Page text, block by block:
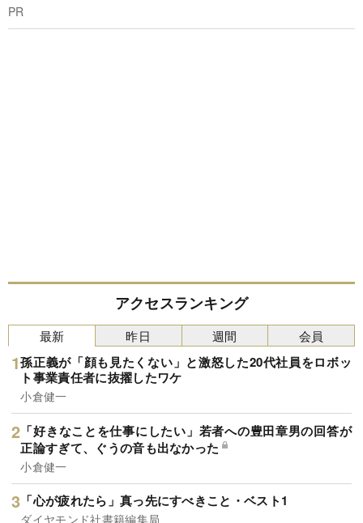
PR
アクセスランキング
最新
孫正義が「顔も見たくない」と激怒した20代社員をロボッ
ト事業責任者に抜擢したワケ
小倉健一
「好きなことを仕事にしたい」若者への豊田章男の回答が
正論すぎて、ぐうの音も出なかった
小倉健一
「心が疲れたら」真っ先にすべきこと・ベスト1
ダイヤモンド社書籍編集局
昨日 週間 会員